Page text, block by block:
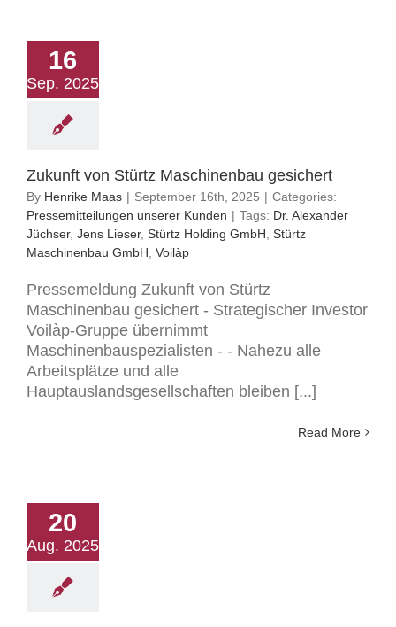
16
Sep. 2025
Zukunft von Stürtz Maschinenbau gesichert
By Henrike Maas | September 16th, 2025 | Categories:
Pressemitteilungen unserer Kunden | Tags: Dr. Alexander
Jüchser, Jens Lieser, Stürtz Holding GmbH Stürtz
Maschinenbau GmbH Voilàp
Pressemeldung Zukunft von Stürtz
Maschinenbau gesichert - Strategischer Investor
Voilàp-Gruppe übernimmt
Maschinenbauspezialisten - - Nahezu alle
Arbeitsplätze und alle
Hauptauslandsgesellschaften bleiben [...]
Read More
20
Aug. 2025